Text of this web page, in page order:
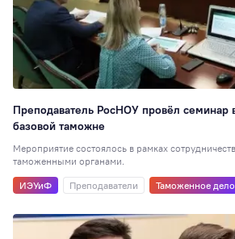
Преподаватель РосНОУ провёл семинар
базовой таможне
Мероприятие состоялось в рамках
таможенными органами.
ИЭУиФ
Преподаватели Таможенное дело